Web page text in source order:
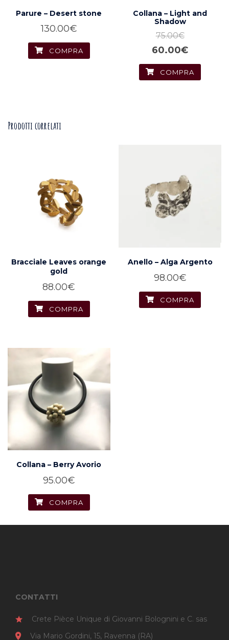
Parure – Desert stone
130.00€
COMPRA
Collana – Light and
Shadow
75.00€
Il
prezzo
originale
60.00€Il
prezzo
attuale
COMPRA
Prodotti correlati
Bracciale Leaves orange
gold
88.00€
COMPRA
Anello – Alga Argento
98.00€
COMPRA
Collana – Berry Avorio
95.00€
COMPRA
CONTATTI
Crete Pièce Unique di Giovanni Bolognini e C. sas
Via Mario Gordini, 15, Ravenna (RA)